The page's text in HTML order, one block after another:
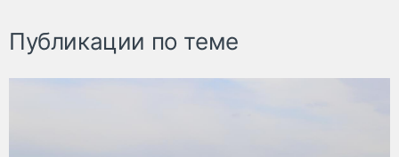
Публикации по теме